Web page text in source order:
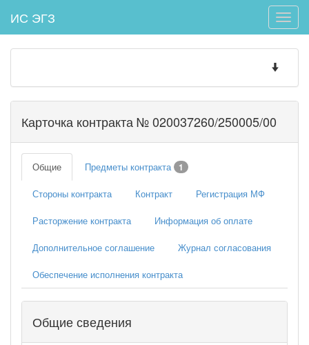
Toggle
ИС ЭГЗ
Toggle
Карточка контракта № 020037260/250005/00
Общие Предметы контракта 1
Стороны контракта Контракт Регистрация МФ
Расторжение контракта Информация об оплате
Дополнительное соглашение Журнал согласования
Обеспечение исполнения контракта
Общие сведения